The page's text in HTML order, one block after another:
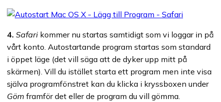
4. Safari kommer nu startas samtidigt som vi loggar in på
vårt konto. Autostartande program startas som standard
i öppet läge (det vill säga att de dyker upp mitt på
skärmen). Vill du istället starta ett program men inte visa
själva programfönstret kan du klicka i kryssboxen under
Göm framför det eller de program du vill gömma.